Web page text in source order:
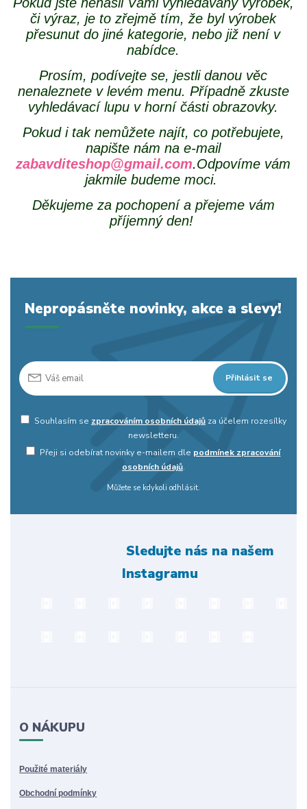
či výraz, je to zřejmě tím, že byl výrobek
přesunut do jiné kategorie, nebo již není v
nabídce.
Prosím, podívejte se, jestli danou věc
nenaleznete v levém menu. Případně zkuste
vyhledávací lupu v horní části obrazovky.
Pokud i tak nemůžete najít, co potřebujete,
napište nám na e-mail
zabavditeshop@gmail.com.Odpovíme vám
jakmile budeme moci.
Děkujeme za pochopení a přejeme vám
příjemný den!
Nepropásněte novinky, akce a slevy!
Přihlásit se
Souhlasím se zpracováním osobních údajůza účelem rozesílky
newsletteru.
Přeji si odebírat novinky e-mailem dle podmínek zpracování
osobních údajů.
Můžete se kdykoli odhlásit.
Sledujte nás na našem
Instagramu
O NÁKUPU
Použité materiály
Obchodní podmínky